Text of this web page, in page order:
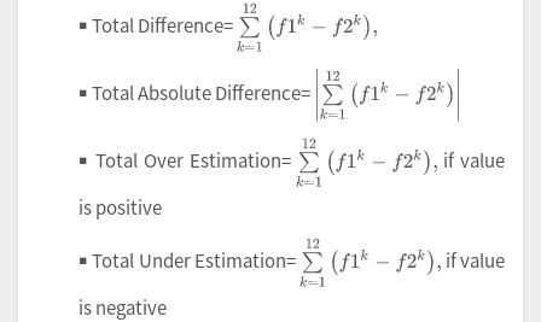
￭ Total Difference= ∑k =1 12f 2k,
￭ Total Absolute Difference= ∑k= 1 12 f1 k
￭ Total Over Estimation= ∑k =1 12f 2k,
if value
is positive
￭ Total Under Estimation= ∑k =1 12f 2k,
if value
is negative